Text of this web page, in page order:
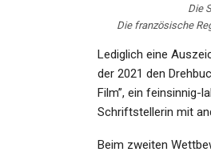
Die
Die französische
Lediglich eine
der 2021 den
Film”, ein feinsinnig-
Schriftstellerin mit
Beim zweiten